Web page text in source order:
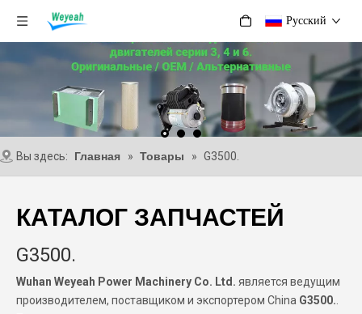
Pусский
Вы здесь: Главная » Товары » G3500.
КАТАЛОГ ЗАПЧАСТЕЙ
G3500.
Wuhan Weyeah Power Machinery Co. Ltd. является ведущим
производителем, поставщиком и экспортером China G3500.